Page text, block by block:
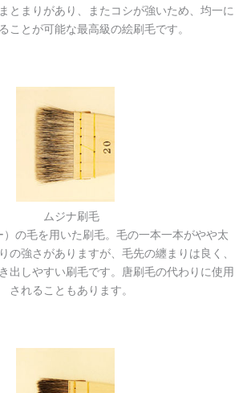
とまりがあり、またコシが強いため、均一に
ことが可能な最高級の絵刷毛です。
ムジナ刷毛
）の毛を用いた刷毛。毛の一本一本がやや太
の強さがありますが、毛先の纏まりは良く、
出しやすい刷毛です。唐刷毛の代わりに使用
されることもあります。